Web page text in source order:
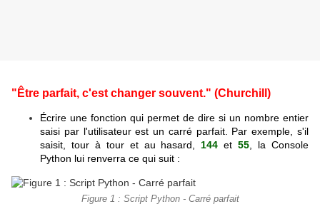
"Être parfait, c'est changer souvent." (Churchill)
Écrire une fonction qui permet de dire si un nombre entier
saisi par l'utilisateur est un carré parfait. Par exemple, s'il
saisit, tour à tour et au hasard, 144 et55 , la Console
Python lui renverra ce qui suit :
Figure 1 : Script Python - Carré parfait